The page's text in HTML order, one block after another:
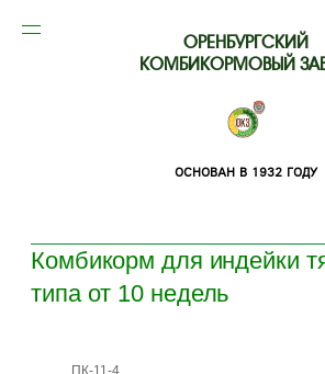
ОРЕНБУРГСКИЙ
КОМБИКОРМОВЫЙ
ОСНОВАН В 1932 ГОДУ
Комбикорм для индейки
типа от 10 недель
ПК-11-4